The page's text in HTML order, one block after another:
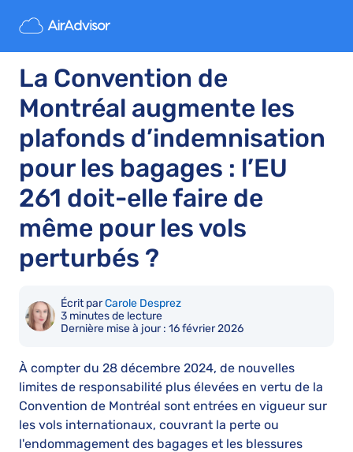
La Convention de
Montréal augmente les
plafonds d’indemnisation
pour les bagages : l’EU
261 doit-elle faire de
même pour les vols
perturbés ?
Écrit parCarole Desprez
3 minutes de lecture
Dernière mise à jour : 16 février 2026
À compter du 28 décembre 2024, de nouvelles
limites de responsabilité plus élevées en vertu de la
Convention de Montréal sont entrées en vigueur sur
les vols internationaux, couvrant la perte ou
l'endommagement des bagages et les blessures